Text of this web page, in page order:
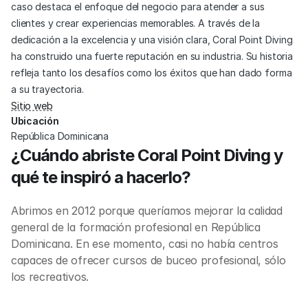
caso destaca el enfoque del negocio para atender a sus
clientes y crear experiencias memorables. A través de la
dedicación a la excelencia y una visión clara, Coral Point Diving
ha construido una fuerte reputación en su industria. Su historia
refleja tanto los desafíos como los éxitos que han dado forma
a su trayectoria.
Sitio web
Ubicación
República Dominicana
¿Cuándo abriste Coral Point Diving y
qué te inspiró a hacerlo?
Abrimos en 2012 porque queríamos mejorar la calidad
general de la formación profesional en República
Dominicana. En ese momento, casi no había centros
capaces de ofrecer cursos de buceo profesional, sólo
los recreativos.